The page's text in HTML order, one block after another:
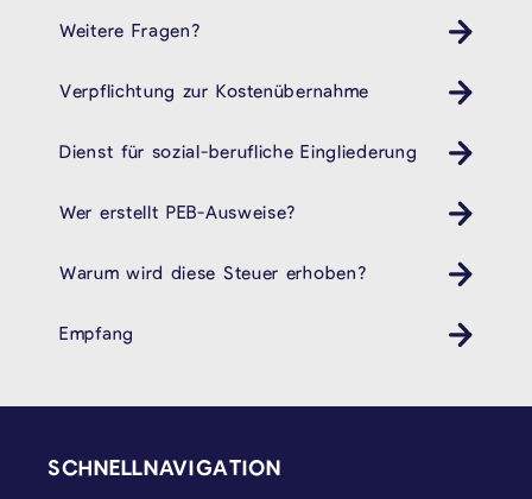
Weitere Fragen?
Verpflichtung zur Kostenübernahme
Dienst für sozial-berufliche Eingliederung
cpas öhsz dsbe
Wer erstellt PEB-Ausweise?
Warum wird diese Steuer erhoben?
Empfang
SCHNELLNAVIGATION